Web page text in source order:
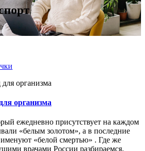
организма
ежедневно присутствует на каждом
«белым золотом», а в последние
именуют «белой смертью» . Где же
врачами России разбираемся,